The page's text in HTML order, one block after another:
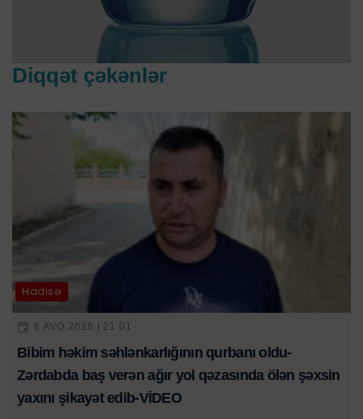
Diqqət çəkənlər
Hadisə
6 AVQ 2026 | 21:01
Bibim həkim səhlənkarlığının qurbanı oldu-
Zərdabda baş verən ağır yol qəzasında ölən şəxsin
yaxını şikayət edib-VİDEO